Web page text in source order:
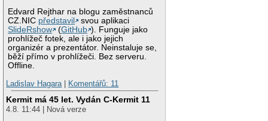
Edvard Rejthar na blogu zaměstnanců
CZ.NIC představil
svou aplikaci
SlideRshow
(GitHub ). Funguje jako
prohlížeč fotek, ale i jako jejich
organizér a prezentátor. Neinstaluje se,
běží přímo v prohlížeči. Bez serveru.
Offline.
Ladislav Hagara| Komentářů: 11
Kermit má 45 let. Vydán C-Kermit 11
4.8. 11:44 | Nová verze